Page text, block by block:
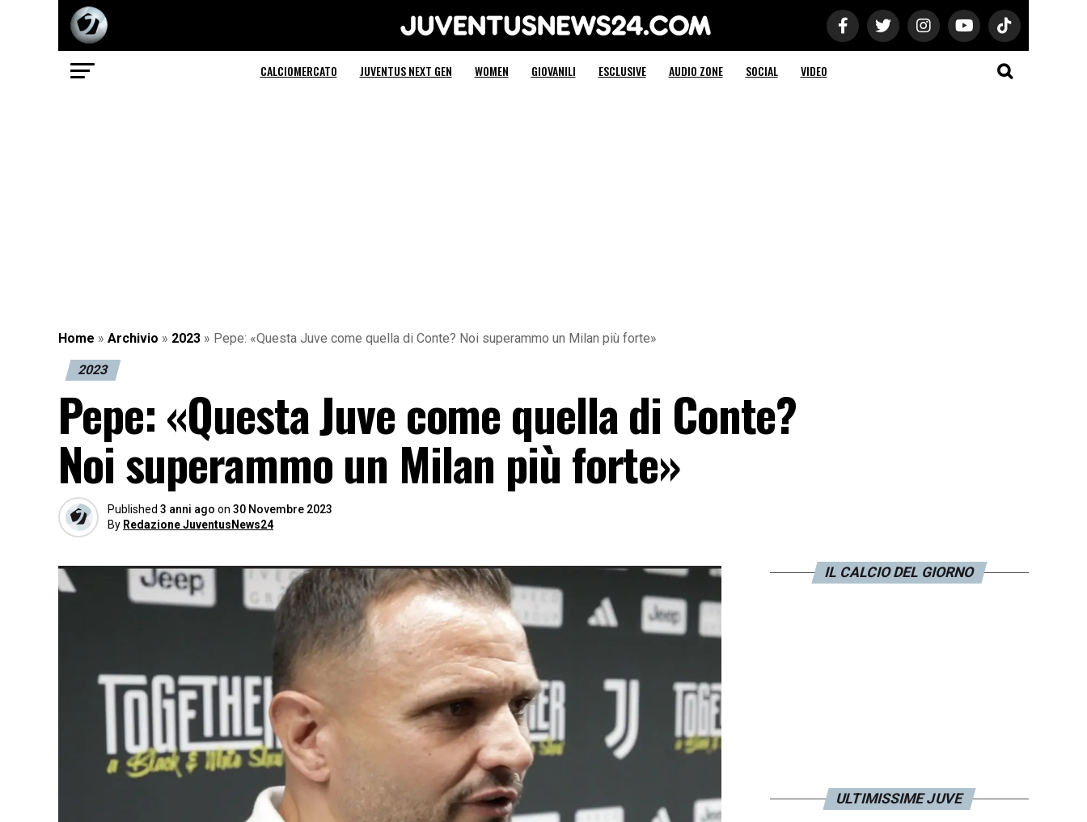
Juventus News 24
CALCIOMERCATO JUVENTUS NEXT GEN WOMEN GIOVANILI ESCLUSIVE AUDIO ZONE SOCIAL VIDEO
Home » Archivio » 2023 » Pepe: «Questa Juve come quella di Conte? Noi superammo un Milan più forte»
2023
Pepe: «Questa Juve come quella di Conte?
Noi superammo un Milan più forte»
Published 3 anni ago on 30 Novembre 2023
By Redazione JuventusNews24
IL CALCIO DEL GIORNO
ULTIMISSIME JUVE